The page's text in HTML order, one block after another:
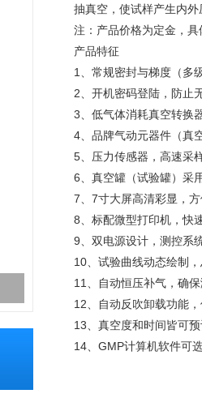
抽真空，使试样产生内
注：产品价格为定金，
产品特征
1、常规密封与梯度（多
2、开机密码登陆，防止
3、低气体消耗真空转换
4、品牌气动元器件（真
5、压力传感器，高速采
6、真空罐（试验罐）采
7、7寸大屏高清彩显，
8、标配微型打印机，快
9、双电源设计，测控系
10、试验曲线动态绘制
11、自动恒压补气，确
12、自动反吹卸载功能
13、真空度和时间皆可
14、GMP计算机软件可